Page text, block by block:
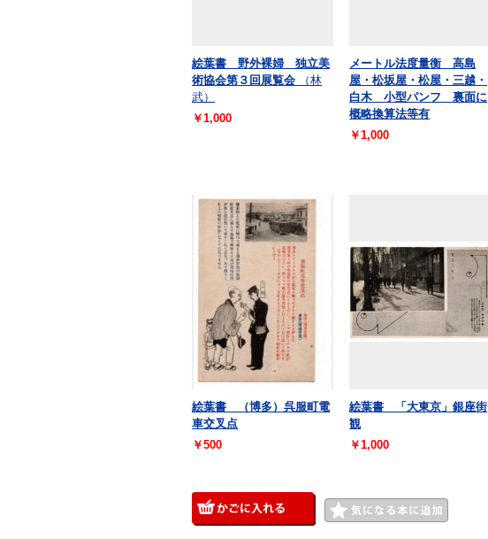
絵葉書 野外裸婦 独立美
術協会第３回展覧会
（林
武）
￥1,000
メートル法度量衡 高島
屋・松坂屋・松屋・三越・
白木 小型パンフ 裏面に
概略換算法等有
￥1,000
絵葉書 （博多）呉服町電
車交叉点
￥500
絵葉書 「大東京」銀座街
観
￥1,000